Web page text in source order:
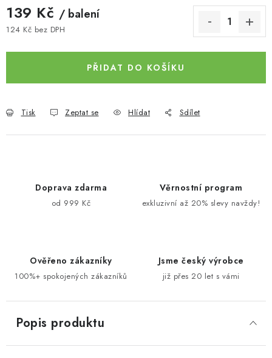
139 Kč / balení
124 Kč bez DPH
PŘIDAT DO KOŠÍKU
Tisk Zeptat se Hlídat Sdílet
Doprava zdarma
od 999 Kč
Věrnostní program
exkluzivní až 20% slevy navždy!
Ověřeno zákazníky
100%+ spokojených zákazníků
Jsme český výrobce
již přes 20 let s vámi
Popis produktu